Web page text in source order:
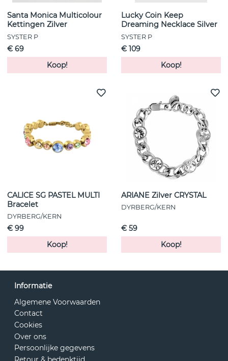
Santa Monica Multicolour
Kettingen Zilver
SYSTER P
€ 69
Koop!
Lucky Coin Keep
Dreaming Necklace Silver
SYSTER P
€ 109
Koop!
CALICE SG PASTEL MULTI
Bracelet
DYRBERG/KERN
€ 99
Koop!
ARIANE Zilver CRYSTAL
DYRBERG/KERN
€ 59
Koop!
Informatie
Algemene Voorwaarden
Contact
Cookies
Over ons
Persoonlijke gegevens